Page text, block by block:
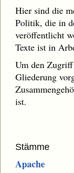
Hier sind die
Politik, die in
veröffentlicht
Texte ist in
Um den
Gliederung
ist.
Stämme
Apache